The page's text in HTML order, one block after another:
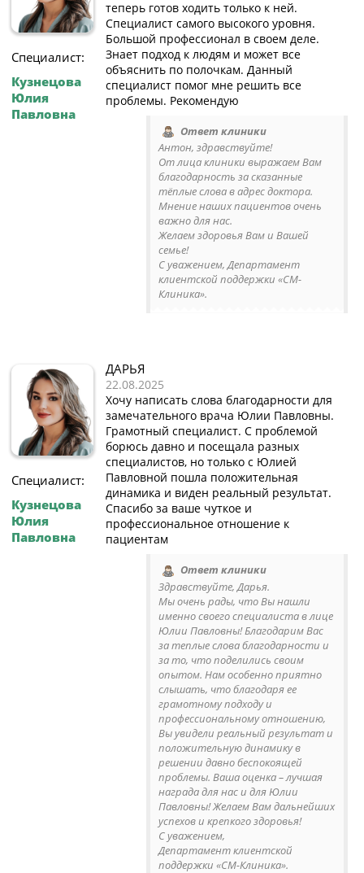
Специалист:
Кузнецова
Юлия
Павловна
теперь готов ходить только к ней.
Специалист самого высокого уровня.
Большой профессионал в своем деле.
Знает подход к людям и может все
объяснить по полочкам. Данный
специалист помог мне решить все
проблемы. Рекомендую
Ответ клиники
Антон, здравствуйте!
От лица клиники выражаем Вам
благодарность за сказанные
тёплые слова в адрес доктора.
Мнение наших пациентов очень
важно для нас.
Желаем здоровья Вам и Вашей
семье!
С уважением, Департамент
клиентской поддержки «СМ-
Клиника».
Специалист:
Кузнецова
Юлия
Павловна
ДАРЬЯ
22.08.2025
Хочу написать слова благодарности для
замечательного врача Юлии Павловны.
Грамотный специалист. С проблемой
борюсь давно и посещала разных
специалистов, но только с Юлией
Павловной пошла положительная
динамика и виден реальный результат.
Спасибо за ваше чуткое и
профессиональное отношение к
пациентам
Ответ клиники
Здравствуйте, Дарья.
Мы очень рады, что Вы нашли
именно своего специалиста в лице
Юлии Павловны! Благодарим Вас
за теплые слова благодарности и
за то, что поделились своим
опытом. Нам особенно приятно
слышать, что благодаря ее
грамотному подходу и
профессиональному отношению,
Вы увидели реальный результат и
положительную динамику в
решении давно беспокоящей
проблемы. Ваша оценка – лучшая
награда для нас и для Юлии
Павловны! Желаем Вам дальнейших
успехов и крепкого здоровья!
С уважением,
Департамент клиентской
поддержки «СМ-Клиника».